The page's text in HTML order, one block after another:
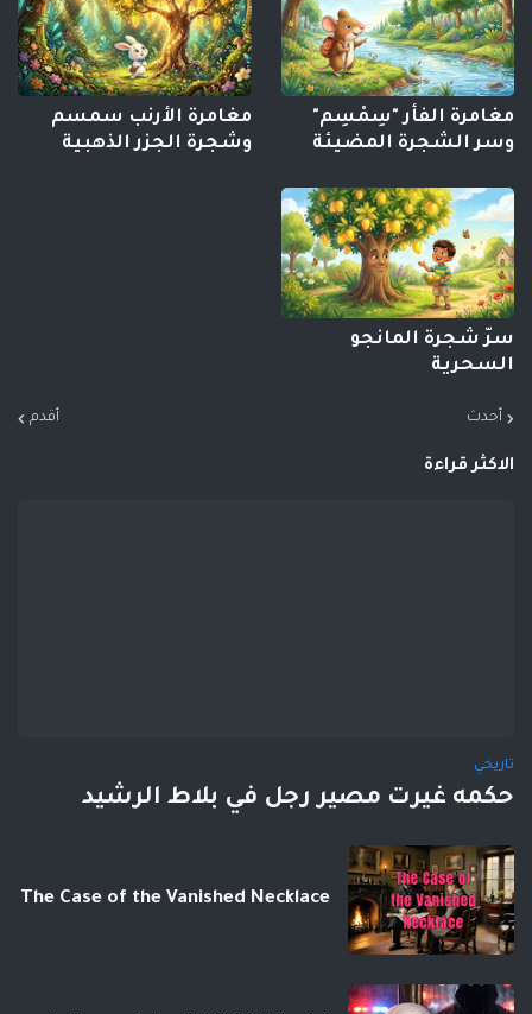
مغامرة الفأر "سِمْسِم"
وسر الشجرة المضيئة
مغامرة الأرنب سمسم
وشجرة الجزر الذهبية
سرّ شجرة المانجو
السحرية
أحدث أقدم
الاكثر قراءة
تاريخي
حكمه غيرت مصير رجل في بلاط الرشيد
The Case of the Vanished Necklace